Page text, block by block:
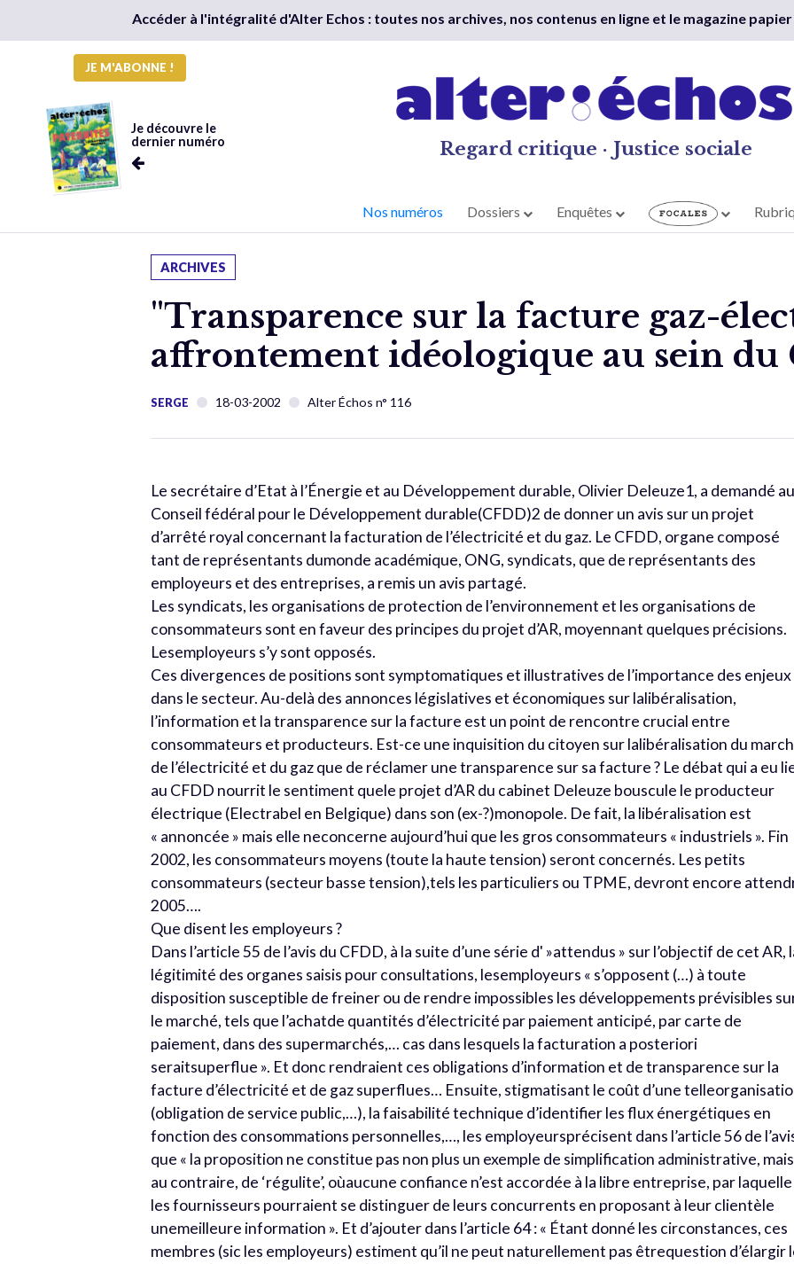
Accéder à l'intégralité d'Alter Echos : toutes nos archives, nos contenus en ligne et le magazine
JE M'ABONNE !
Je découvre le
dernier numéro
Regard critique · Justice sociale
Nos numéros Dossiers Enquêtes
ARCHIVES
"Transparence sur la facture gaz-
affrontement idéologique au sein du
SERGE 18-03-2002 Alter Échos n° 116
Le secrétaire d’Etat à l’Énergie et au Développement durable, Olivier Deleuze1, a demandé
Conseil fédéral pour le Développement durable(CFDD)2 de donner un avis sur un projet
d’arrêté royal concernant la facturation de l’électricité et du gaz. Le CFDD, organe composé
tant de représentants dumonde académique, ONG, syndicats, que de représentants des
employeurs et des entreprises, a remis un avis partagé.
Les syndicats, les organisations de protection de l’environnement et les organisations de
consommateurs sont en faveur des principes du projet d’AR, moyennant quelques précisions.
Lesemployeurs s’y sont opposés.
Ces divergences de positions sont symptomatiques et illustratives de l’importance des enjeux
dans le secteur. Au-delà des annonces législatives et économiques sur lalibéralisation,
l’information et la transparence sur la facture est un point de rencontre crucial entre
consommateurs et producteurs. Est-ce une inquisition du citoyen sur lalibéralisation du
de l’électricité et du gaz que de réclamer une transparence sur sa facture ? Le débat qui a eu
au CFDD nourrit le sentiment quele projet d’AR du cabinet Deleuze bouscule le producteur
électrique (Electrabel en Belgique) dans son (ex-?)monopole. De fait, la libéralisation est
« annoncée » mais elle neconcerne aujourd’hui que les gros consommateurs « industriels ». Fin
2002, les consommateurs moyens (toute la haute tension) seront concernés. Les petits
consommateurs (secteur basse tension),tels les particuliers ou TPME, devront encore
2005….
Que disent les employeurs ?
Dans l’article 55 de l’avis du CFDD, à la suite d’une série d' »attendus » sur l’objectif de cet AR,
légitimité des organes saisis pour consultations, lesemployeurs « s’opposent (…) à toute
disposition susceptible de freiner ou de rendre impossibles les développements prévisibles
le marché, tels que l’achatde quantités d’électricité par paiement anticipé, par carte de
paiement, dans des supermarchés,… cas dans lesquels la facturation a posteriori
seraitsuperflue ». Et donc rendraient ces obligations d’information et de transparence sur la
facture d’électricité et de gaz superflues… Ensuite, stigmatisant le coût d’une
(obligation de service public,…), la faisabilité technique d’identifier les flux énergétiques en
fonction des consommations personnelles,…, les employeursprécisent dans l’article 56 de
que « la proposition ne constitue pas non plus un exemple de simplification administrative,
au contraire, de ‘régulite’, oùaucune confiance n’est accordée à la libre entreprise, par laquelle
les fournisseurs pourraient se distinguer de leurs concurrents en proposant à leur clientèle
unemeilleure information ». Et d’ajouter dans l’article 64 : « Étant donné les circonstances, ces
membres (sic les employeurs) estiment qu’il ne peut naturellement pas êtrequestion d’élargir